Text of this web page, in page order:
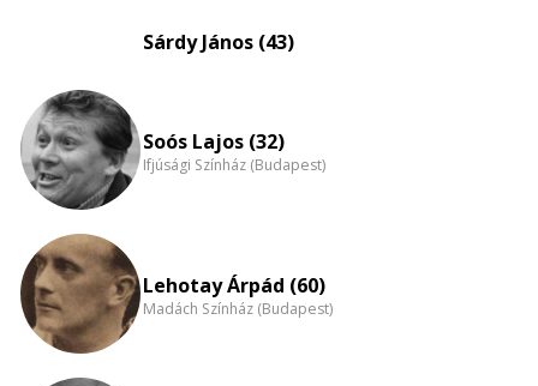
Sárdy János (43)
Soós Lajos (32)
Ifjúsági Színház (Budapest)
Lehotay Árpád (60)
Madách Színház (Budapest)